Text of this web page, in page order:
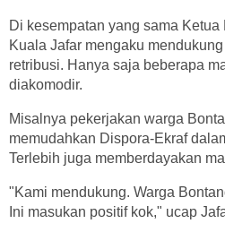
Di kesempatan yang sama
Kuala Jafar mengaku
retribusi. Hanya saja beberapa
diakomodir.
Misalnya pekerjakan warga
memudahkan Dispora-Ekraf
Terlebih juga memberdayakan
"Kami mendukung. Warga
Ini masukan positif kok," ucap